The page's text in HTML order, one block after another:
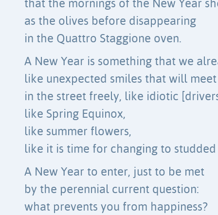
that the mornings of the New Year
as the olives before disappearing
in the Quattro Staggione oven.
A New Year is something that we
like unexpected smiles that will
in the street freely, like idiotic
like Spring Equinox,
like summer flowers,
like it is time for changing to studded
A New Year to enter, just to be met
by the perennial current question:
what prevents you from happiness?